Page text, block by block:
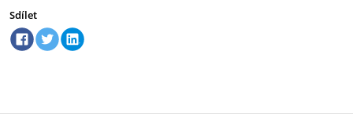
Sdílet